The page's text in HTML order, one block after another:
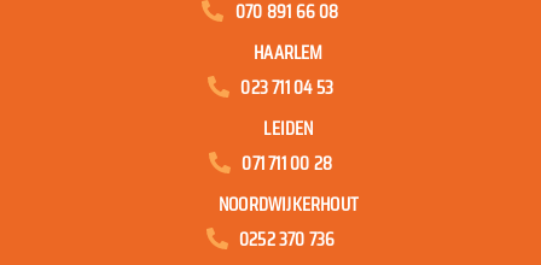
070 891 66 08
HAARLEM
023 711 04 53
LEIDEN
071 711 00 28
NOORDWIJKERHOUT
0252 370 736